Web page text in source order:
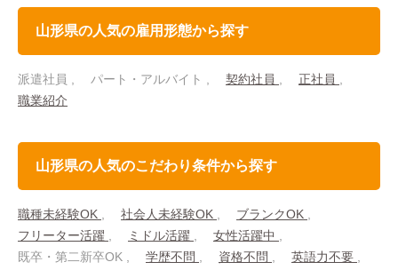
山形県の人気の雇用形態から探す
派遣社員 パート・アルバイト 契約社員
正社員
職業紹介
山形県の人気のこだわり条件から探す
職種未経験OK 社会人未経験OK
ブランクOK
フリーター活躍
ミドル活躍
女性活躍中
既卒・第二新卒OK
学歴不問 資格不問
英語力不要